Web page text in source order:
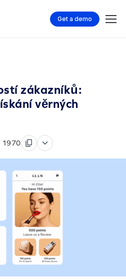
Get a demo
zákazníků:
věrných
1970